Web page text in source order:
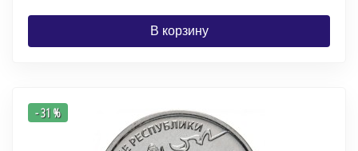
В корзину
- 31 %